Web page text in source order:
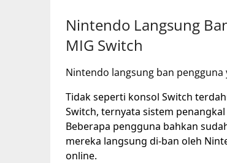
Nintendo Langsung
MIG Switch
Nintendo langsung ban pengguna
Tidak seperti konsol Switch
Switch, ternyata sistem
Beberapa pengguna bahkan
mereka langsung di-ban oleh
online.